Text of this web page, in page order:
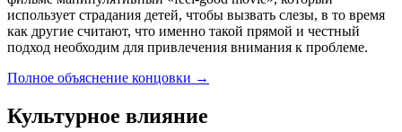
использует страдания детей, чтобы вызвать слезы, в то время
как другие считают, что именно такой прямой и честный
подход необходим для привлечения внимания к проблеме.
Полное объяснение концовки →
Культурное влияние